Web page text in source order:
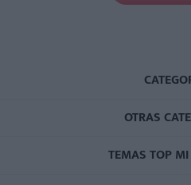
OTRAS
TEMAS TOP